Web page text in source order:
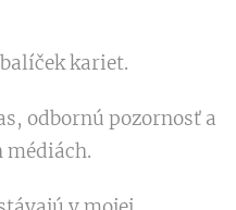
kariet.
odbornú pozornosť a
médiách.